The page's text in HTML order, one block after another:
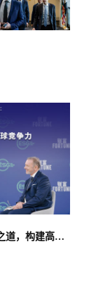
对话赛力斯康波：以ESG之道，构建高端智能汽车品牌全球竞争力